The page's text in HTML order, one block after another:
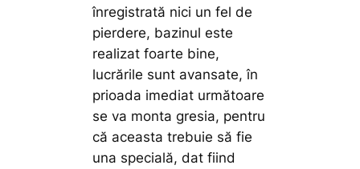
înregistrată nici un fel de
pierdere, bazinul este
realizat foarte bine,
lucrările sunt avansate, în
prioada imediat următoare
se va monta gresia, pentru
că aceasta trebuie să fie
una specială, dat fiind